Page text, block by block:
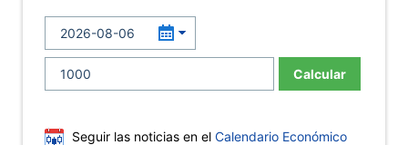
Calcular
Seguir las noticias en el Calendario Económico